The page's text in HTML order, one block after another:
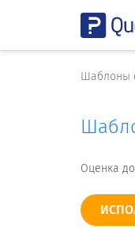
Шаблоны
Оценка